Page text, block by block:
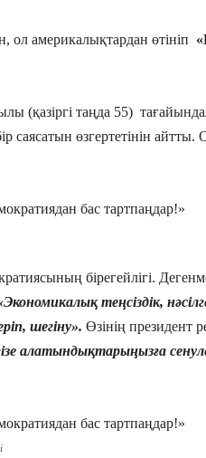
ол америкалықтардан өтініп
(қазіргі таңда 55)
өзгертетінін айтты.
бірегейлігі.
теңсіздік,
шегіну». Өзінің президент
алатындықтарыңызға